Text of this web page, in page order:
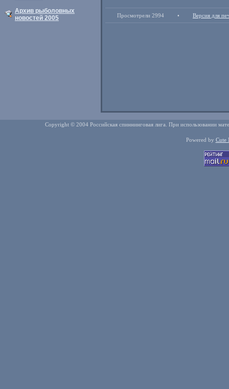
Архив рыболовных
новостей 2005
Просмотрели 2994 • Версия для
Copyright © 2004 Российская спиннинговая лига. При использовании
Powered by Cute